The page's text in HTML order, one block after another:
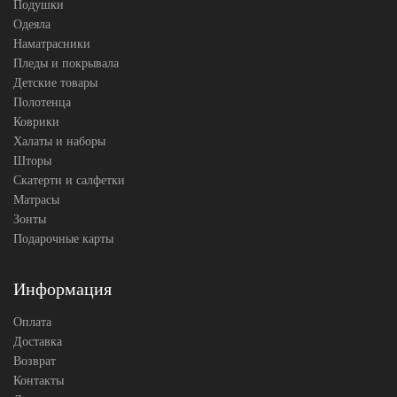
Подушки
Одеяла
Наматрасники
Пледы и покрывала
Детские товары
Полотенца
Коврики
Халаты и наборы
Шторы
Скатерти и салфетки
Матрасы
Зонты
Подарочные карты
Информация
Оплата
Доставка
Возврат
Контакты